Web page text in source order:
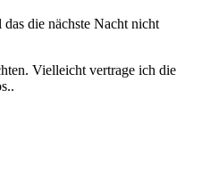
die nächste Nacht nicht
Vielleicht vertrage ich die